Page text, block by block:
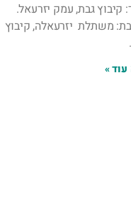
קיבוץ גבת, עמק יזרעאל.
משתלת יזרעאלה, קיבוץ
»